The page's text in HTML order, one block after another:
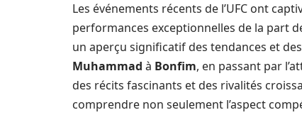
Les événements récents de l’UFC ont
performances exceptionnelles de la part
un aperçu significatif des tendances et
Muhammad à Bonfim, en passant par
des récits fascinants et des rivalités
comprendre non seulement l’aspect